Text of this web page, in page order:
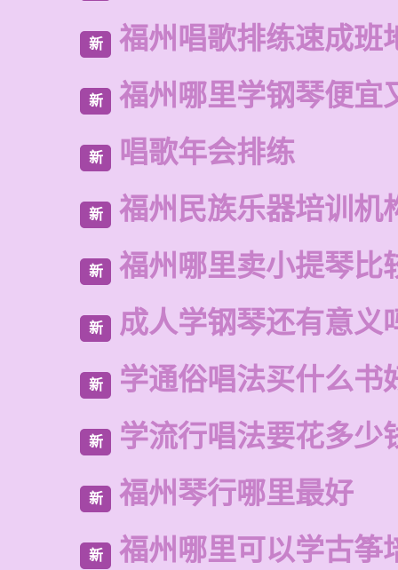
新 福州唱歌排练速成班
新 福州哪里学钢琴便宜
新 唱歌年会排练
新 福州民族乐器培训机
新 福州哪里卖小提琴比
新 成人学钢琴还有意义
新 学通俗唱法买什么书
新 学流行唱法要花多少
新 福州琴行哪里最好
新 福州哪里可以学古筝